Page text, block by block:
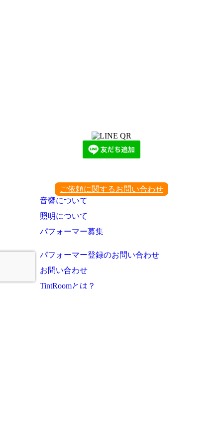
ご依頼に関するお問い合わせ
音響について
照明について
パフォーマー募集
パフォーマー登録のお問い合わせ
お問い合わせ
TintRoomとは？